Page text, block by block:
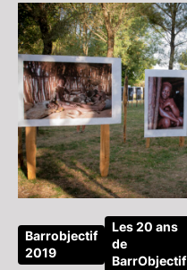
Barrobjectif
2019
Les 20 ans
de
BarrObjectif